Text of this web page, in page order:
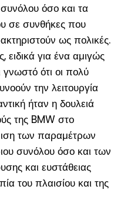
όσο και τα
σε συνθήκες που
ως πολικές.
ειδικά για ένα αμιγώς
γνωστό ότι οι πολύ
την λειτουργία
ήταν η δουλειά
της BMW στο
των παραμέτρων
συνόλου όσο και των
και ευστάθειας
του πλαισίου και της